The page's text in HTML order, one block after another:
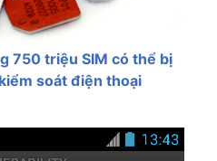
750 triệu SIM có thể bị
soát điện thoại